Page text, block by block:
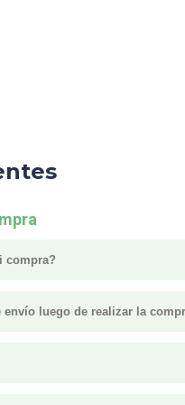
compra?
luego de realizar la